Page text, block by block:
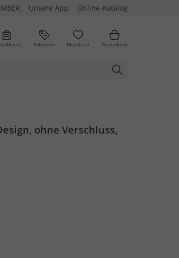
Unsere App Online-Katalog
Aktionen Merkliste Warenkorb
ohne Verschluss,